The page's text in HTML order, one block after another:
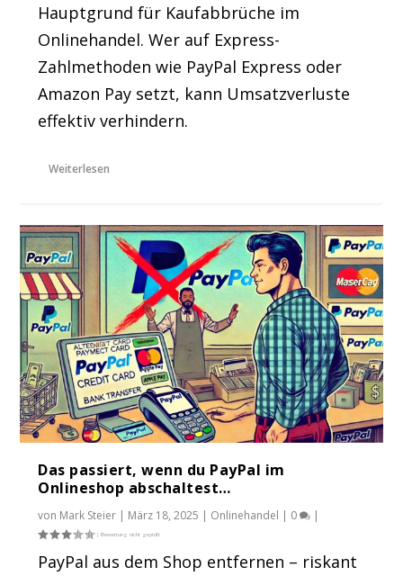
Hauptgrund für Kaufabbrüche im
Onlinehandel. Wer auf Express-
Zahlmethoden wie PayPal Express oder
Amazon Pay setzt, kann Umsatzverluste
effektiv verhindern.
Weiterlesen
Das passiert, wenn du PayPal im
Onlineshop abschaltest…
von Mark Steier | März 18, 2025 | Onlinehandel | 0 |
PayPal aus dem Shop entfernen – riskant